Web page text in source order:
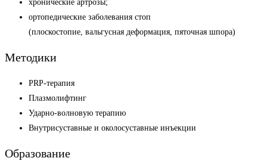
хронические артрозы;
ортопедические заболевания стоп
(плоскостопие, вальгусная деформация, пяточная шпора)
Методики
PRP-терапия
Плазмолифтинг
Ударно-волновую терапию
Внутрисуставные и околосуставные инъекции
Образование